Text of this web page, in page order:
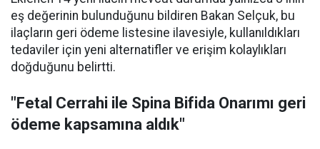
eş değerinin bulunduğunu bildiren Bakan Selçuk, bu
ilaçların geri ödeme listesine ilavesiyle, kullanıldıkları
tedaviler için yeni alternatifler ve erişim kolaylıkları
doğduğunu belirtti.
"Fetal Cerrahi ile Spina Bifida Onarımı geri
ödeme kapsamına aldık"